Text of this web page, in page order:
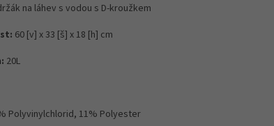
na láhev s vodou s D-kroužkem
60 [v] x 33 [š] x 18 [h] cm
20L
Polyvinylchlorid, 11% Polyester